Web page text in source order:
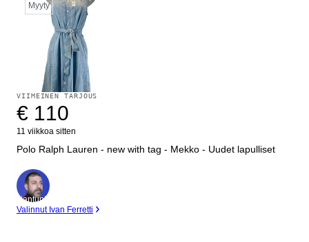
Myyty
VIIMEINEN TARJOUS
€ 110
11 viikkoa sitten
Polo Ralph Lauren - new with tag - Mekko - Uudet lapulliset
asiantuntija
Valinnut Ivan Ferretti